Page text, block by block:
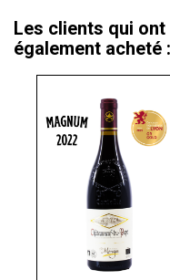
Les clients qui
également acheté :